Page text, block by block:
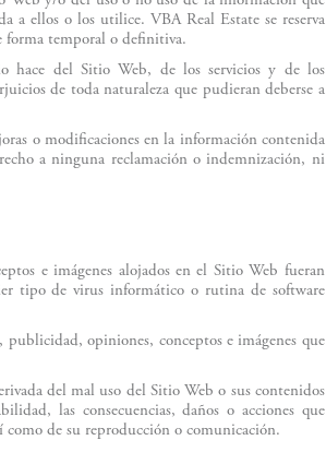
a ellos o los utilice. VBA Real Estate se reserva
forma temporal o definitiva.
hace del Sitio Web, de los servicios y de los
de toda naturaleza que pudieran deberse a
o modificaciones en la información contenida
a ninguna reclamación o indemnización, ni
e imágenes alojados en el Sitio Web fueran
tipo de virus informático o rutina de software
publicidad, opiniones, conceptos e imágenes que
del mal uso del Sitio Web o sus contenidos
las consecuencias, daños o acciones que
como de su reproducción o comunicación.